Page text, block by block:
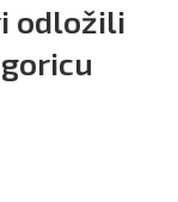
odložili